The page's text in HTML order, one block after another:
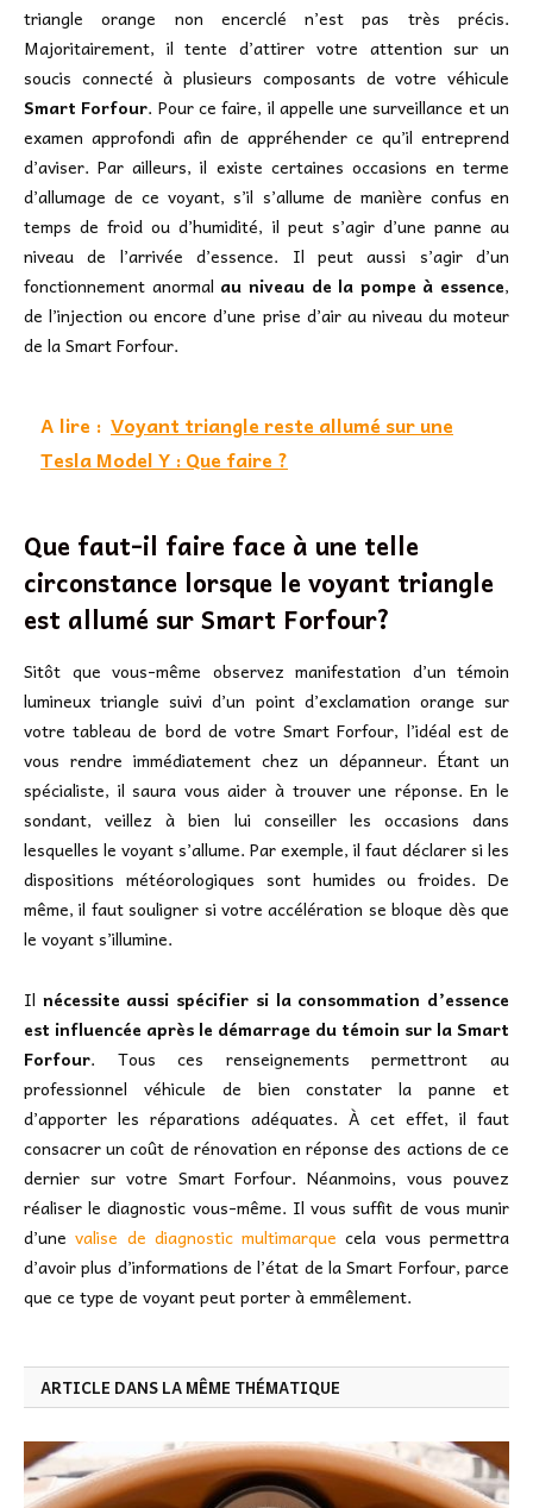
triangle orange non encerclé n’est pas très précis.
Majoritairement, il tente d’attirer votre attention sur un
soucis connecté à plusieurs composants de votre véhicule
Smart Forfour. Pour ce faire, il appelle une surveillance et un
examen approfondi afin de appréhender ce qu’il entreprend
d’aviser. Par ailleurs, il existe certaines occasions en terme
d’allumage de ce voyant, s’il s’allume de manière confus en
temps de froid ou d’humidité, il peut s’agir d’une panne au
niveau de l’arrivée d’essence. Il peut aussi s’agir d’un
fonctionnement anormal au niveau de la pompe à essence,
de l’injection ou encore d’une prise d’air au niveau du moteur
de la Smart Forfour.
A lire : Voyant triangle reste allumé sur une
Tesla Model Y : Que faire ?
Que faut-il faire face à une telle
circonstance lorsque le voyant triangle
est allumé sur Smart Forfour?
Sitôt que vous-même observez manifestation d’un témoin
lumineux triangle suivi d’un point d’exclamation orange sur
votre tableau de bord de votre Smart Forfour, l’idéal est de
vous rendre immédiatement chez un dépanneur. Étant un
spécialiste, il saura vous aider à trouver une réponse. En le
sondant, veillez à bien lui conseiller les occasions dans
lesquelles le voyant s’allume. Par exemple, il faut déclarer si les
dispositions météorologiques sont humides ou froides. De
même, il faut souligner si votre accélération se bloque dès que
le voyant s’illumine.
Il nécessite aussi spécifier si la consommation d’essence
est influencée après le démarrage du témoin sur la Smart
Forfour. Tous ces renseignements permettront au
professionnel véhicule de bien constater la panne et
d’apporter les réparations adéquates. À cet effet, il faut
consacrer un coût de rénovation en réponse des actions de ce
dernier sur votre Smart Forfour. Néanmoins, vous pouvez
réaliser le diagnostic vous-même. Il vous suffit de vous munir
d’unevalise de diagnostic multimarque cela vous permettra
d’avoir plus d’informations de l’état de la Smart Forfour, parce
que ce type de voyant peut porter à emmêlement.
ARTICLE DANS LA MÊME THÉMATIQUE